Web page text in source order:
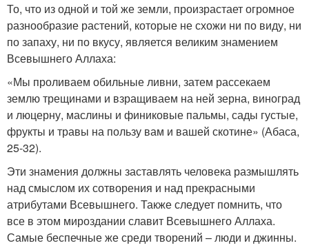
То, что из одной и той же земли, произрастает огромное
разнообразие растений, которые не схожи ни по виду, ни
по запаху, ни по вкусу, является великим знамением
Всевышнего Аллаха:
«Мы проливаем обильные ливни, затем рассекаем
землю трещинами и взращиваем на ней зерна, виноград
и люцерну, маслины и финиковые пальмы, сады густые,
фрукты и травы на пользу вам и вашей скотине» (Абаса,
25-32).
Эти знамения должны заставлять человека размышлять
над смыслом их сотворения и над прекрасными
атрибутами Всевышнего. Также следует помнить, что
все в этом мироздании славит Всевышнего Аллаха.
Самые беспечные же среди творений – люди и джинны.